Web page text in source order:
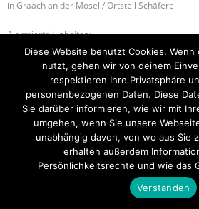
in Graach an der Mosel / Ortsteil Schäferei
Alarmierte Einheiten:
FF-Graach-Gruppe
B-1 RAUCHENTWICKLUNG IM FREIEN
Startseite Einsätze Mitglied werden
Kontakt
Theme byThink Up Themes Ltd.
Diese Website benutzt Cookies.
nutzt, gehen wir von deinem
respektieren Ihre Privatsphäre
personenbezogenen Daten. Diese
Sie darüber informieren, wie wir mit
umgehen, wenn Sie unsere
unabhängig davon, von wo aus Sie
erhalten außerdem
Persönlichkeitsrechte und wie das
Verstanden